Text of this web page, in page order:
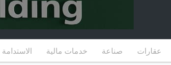
عقارات صناعة خدمات مالية الاستدامة